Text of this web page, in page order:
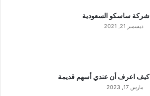
شركة ساسكو السعودية
ديسمبر 21, 2021
كيف اعرف أن عندي أسهم قديمة
مارس 17, 2023